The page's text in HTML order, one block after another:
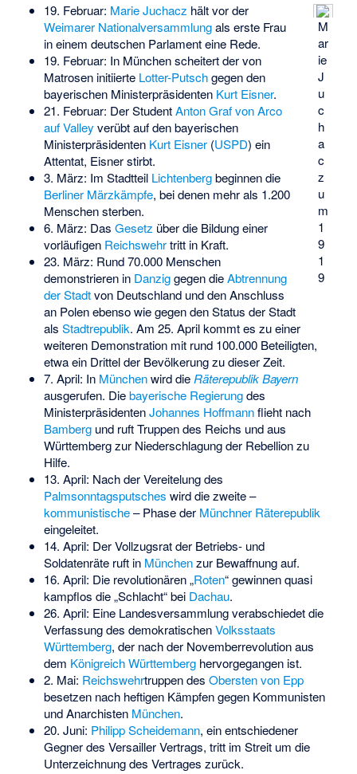
M
ar
ie
J
u
c
h
a
c
z
u
m
1
9
1
9
19. Februar: Marie Juchacz hält vor der
Weimarer Nationalversammlungals erste Frau
in einem deutschen Parlament eine Rede.
19. Februar: In München scheitert der von
Matrosen initiierte Lotter-Putschgegen den
bayerischen Ministerpräsidenten Kurt Eisner.
21. Februar: Der StudentAnton Graf von Arco
auf Valley verübt auf den bayerischen
Ministerpräsidenten Kurt Eisner(USPD) ein
Attentat, Eisner stirbt.
3. März: Im Stadtteil Lichtenbergbeginnen die
Berliner Märzkämpfe, bei denen mehr als 1.200
Menschen sterben.
6. März: Das Gesetz über die Bildung einer
vorläufigen Reichswehrtritt in Kraft.
23. März: Rund 70.000 Menschen
demonstrieren in Danziggegen dieAbtrennung
der Stadtvon Deutschland und den Anschluss
an Polen ebenso wie gegen den Status der Stadt
als Stadtrepublik. Am 25. April kommt es zu einer
weiteren Demonstration mit rund 100.000 Beteiligten,
etwa ein Drittel der Bevölkerung zu dieser Zeit.
7. April: In Münchenwird die Räterepublik Bayern
ausgerufen. Diebayerische Regierungdes
MinisterpräsidentenJohannes Hoffmannflieht nach
Bambergund ruft Truppen des Reichs und aus
Württemberg zur Niederschlagung der Rebellion zu
Hilfe.
13. April: Nach der Vereitelung des
Palmsonntagsputsches wird die zweite –
kommunistische– Phase der Münchner Räterepublik
eingeleitet.
14. April: Der Vollzugsrat der Betriebs- und
Soldatenräte ruft in Münchenzur Bewaffnung auf.
16. April: Die revolutionären „Roten“ gewinnen quasi
kampflos die „Schlacht“ bei Dachau.
26. April: Eine Landesversammlung verabschiedet die
Verfassung des demokratischenVolksstaats
Württemberg, der nach der Novemberrevolution aus
dem Königreich Württemberghervorgegangen ist.
2. Mai: Reichswehrtruppen des Obersten von Epp
besetzen nach heftigen Kämpfen gegen Kommunisten
und Anarchisten München.
20. Juni: Philipp Scheidemann, ein entschiedener
Gegner des Versailler Vertrags, tritt im Streit um die
Unterzeichnung des Vertrages zurück.